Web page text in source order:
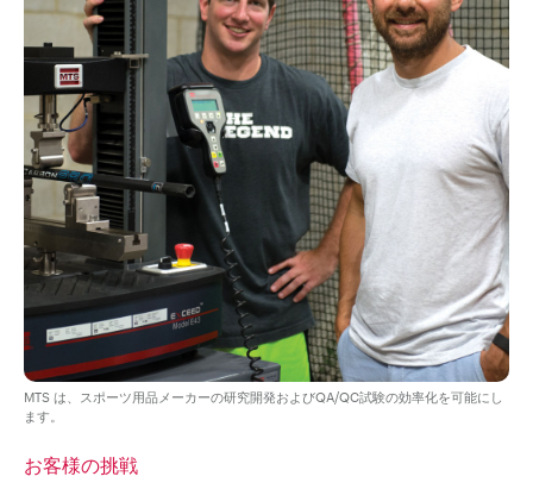
MTS は、スポーツ用品メーカーの研究開発およびQA/QC試験の効率化を可能にし
ます。
お客様の挑戦